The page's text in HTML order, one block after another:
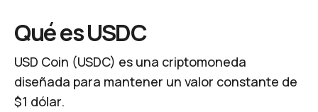
Qué es USDC
USD Coin (USDC) es una criptomoneda
diseñada para mantener un valor constante de
$1 dólar.